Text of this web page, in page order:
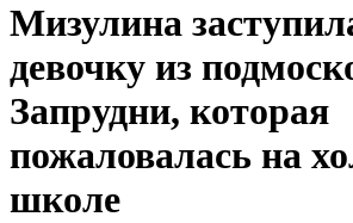
Мизулина
девочку из
Запрудни, которая
пожаловалась на
школе